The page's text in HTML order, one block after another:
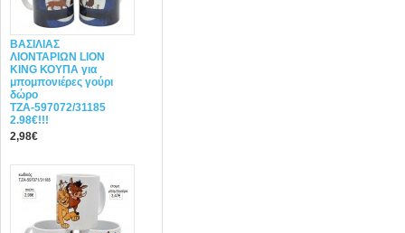
ΒΑΣΙΛΙΑΣ
ΛΙΟΝΤΑΡΙΩΝ LION
KING ΚΟΥΠΑ για
μπομπονιέρες γούρι
δώρο
ΤΖΑ-597072/31185
2.98€!!!
2,98€